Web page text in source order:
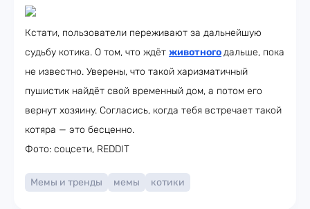
Кстати, пользователи переживают за дальнейшую
судьбу котика. О том, что ждёт животногодальше, пока
не известно. Уверены, что такой харизматичный
пушистик найдёт свой временный дом, а потом его
вернут хозяину. Согласись, когда тебя встречает такой
котяра — это бесценно.
Фото: соцсети, REDDIT
Мемы и тренды мемы котики